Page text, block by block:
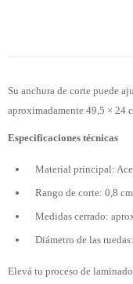
Su anchura de corte puede
aproximadamente 49,5 × 24
Especificaciones técnicas
Material principal:
Rango de corte: 0,8
Medidas cerrado:
Diámetro de las
Elevá tu proceso de